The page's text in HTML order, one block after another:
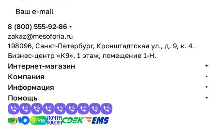
8 (800) 555-92-86
zakaz@mesoforia.ru
198096, Санкт-Петербург, Кронштадтская ул., д. 9, к. 4.
Бизнес-центр «К9», 1 этаж, помещение 1-Н.
Интернет-магазин
Компания
Информация
Помощь